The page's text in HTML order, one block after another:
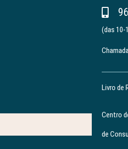
(das 10-
Livro de
Centro
de